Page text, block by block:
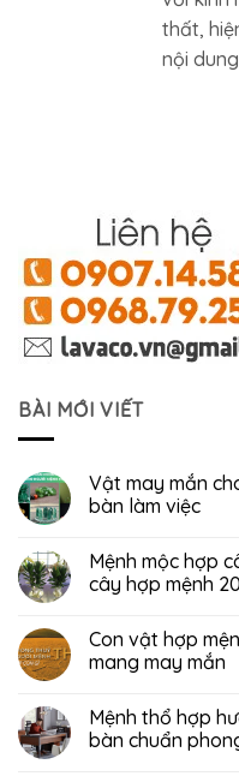
thất,
nội
BÀI MỚI VIẾT
Vật may mắn
bàn làm việc
Mệnh mộc hợp
cây hợp mệnh
Con vật hợp
mang may mắn
Mệnh thổ hợp
bàn chuẩn